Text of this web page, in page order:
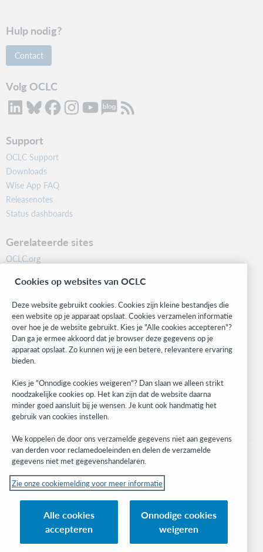
Hulp nodig?
Contact
Volg OCLC
Support
OCLC Support
Downloads
Wise App FAQ
Releasenotes
Status dashboards
Gerelateerde sites
OCLC.org
Community
Research
WebJunction
Developer Network
Blijf op de hoogte
Ontvang de laatste informatie over onze producten, onderzoeken,
evenementen en nog veel meer.
Ik meld me aan
© 2026 OCLC
Inc. en buitenlandse filialen
Cookiemelding Lijst met cookie-instellingen
Privacybeleid
Cookies op websites van OCLC
Deze website gebruikt cookies. Cookies zijn kleine bestandjes die
een website op je apparaat opslaat. Cookies verzamelen informatie
over hoe je de website gebruikt. Kies je "Alle cookies accepteren"?
Dan ga je ermee akkoord dat je browser deze gegevens op je
apparaat opslaat. Zo kunnen wij je een betere, relevantere ervaring
bieden.
Kies je "Onnodige cookies weigeren"? Dan slaan we alleen strikt
noodzakelijke cookies op. Het kan zijn dat de website daarna
minder goed aansluit bij je wensen. Je kunt ook handmatig het
gebruik van cookies instellen.
We koppelen de door ons verzamelde gegevens niet aan gegevens
van derden voor reclamedoeleinden en delen de verzamelde
gegevens niet met gegevenshandelaren.
Zie onze cookiemelding voor meer informatie
Alle cookies
accepteren
Onnodige cookies
weigeren